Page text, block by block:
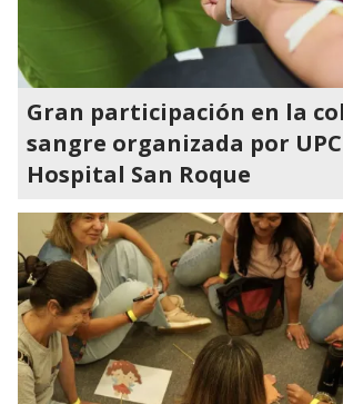
Gran participación en la
sangre organizada por
Hospital San Roque